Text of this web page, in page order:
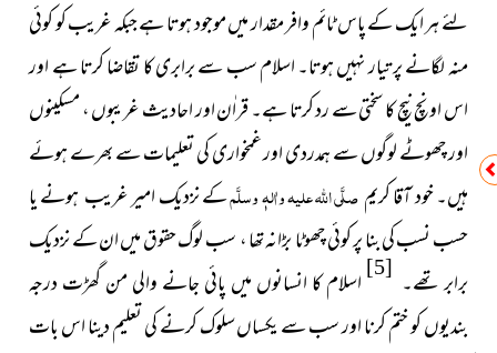
لئے ہر ایک کے پاس ٹائم وافر مقدار میں موجود ہوتا ہے جبکہ غریب کو کوئی
منہ لگانے پر تیار نہیں ہوتا۔ اسلام سب سے برابری کا تقاضا کرتا ہے اور
اس اونچ نیچ کا سختی سے رد کرتا ہے۔ قراٰن اور احادیث غریبوں ، مسکینوں
اور چھوٹے لوگوں سے ہمدردی اور غمخواری کی تعلیمات سے بھرے ہوئے
ہیں۔ خود آقا کریمصلَّی اللہ علیہ واٰلہٖ وسلَّمکے نزدیک امیر غریب ہونے یا
حسب نسب کی بنا پر کوئی چھوٹا بڑانہ تھا ، سب لوگ حقوق میں ان کے نزدیک
برابر تھے۔ [5] اسلام کا انسانوں میں پائی جانے والی من گھڑت درجہ
بندیوں کو ختم کرنا اور سب سے یکساں سلوک کرنے کی تعلیم دینا اس بات